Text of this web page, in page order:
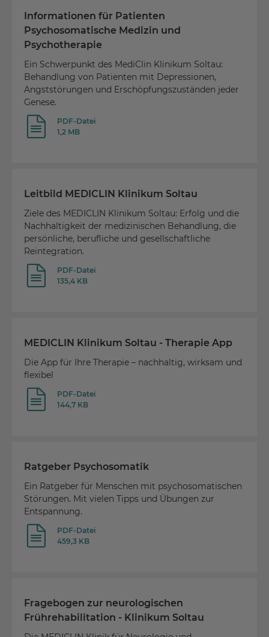
PDF-Datei
1,2 MB
Informationen für Patienten
Psychosomatische Medizin und
Psychotherapie
Ein Schwerpunkt des MediClin Klinikum Soltau:
Behandlung von Patienten mit Depressionen,
Angststörungen und Erschöpfungszuständen jeder
Genese.
PDF-Datei
135,4 KB
Leitbild MEDICLIN Klinikum Soltau
Ziele des MEDICLIN Klinikum Soltau: Erfolg und die
Nachhaltigkeit der medizinischen Behandlung, die
persönliche, berufliche und gesellschaftliche
Reintegration.
PDF-Datei
144,7 KB
MEDICLIN Klinikum Soltau - Therapie App
Die App für Ihre Therapie – nachhaltig, wirksam und
flexibel
PDF-Datei
459,3 KB
Ratgeber Psychosomatik
Ein Ratgeber für Menschen mit psychosomatischen
Störungen. Mit vielen Tipps und Übungen zur
Entspannung.
Fragebogen zur neurologischen
Frührehabilitation - Klinikum Soltau